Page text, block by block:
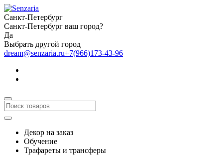
Санкт-Петербург
Санкт-Петербург ваш город?
Да
Выбрать другой город
dream@senzaria.ru+7(966)173-43-96
Декор на заказ
Обучение
Трафареты и трансферы